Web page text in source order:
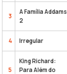
3
A Família Addams
2
4 Irregular
5
King Richard:
Para Além do